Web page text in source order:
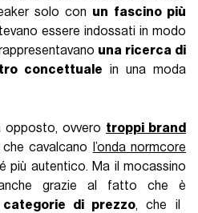
solo con un fascino più
essere indossati in modo
una ricerca di
concettuale in una moda
opposto, ovvero troppi brand
che cavalcano
l’onda normcore
più autentico. Ma il mocassino
anche grazie al fatto che è
di prezzo, che il